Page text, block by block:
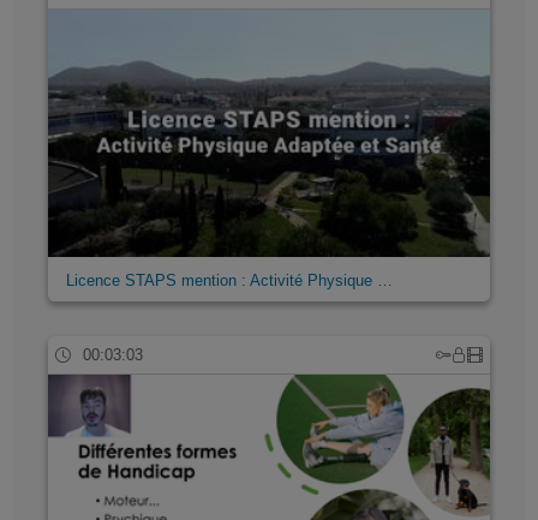
Licence STAPS mention : Activité Physique …
00:03:03